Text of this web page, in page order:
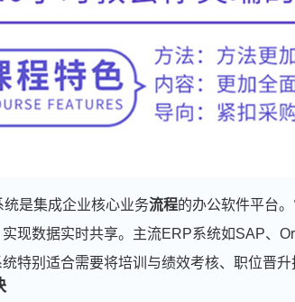
是集成企业核心业务流程的办公软件平台
现数据实时共享。主流ERP系统如SAP、
特别适合需要将培训与绩效考核、职位晋升